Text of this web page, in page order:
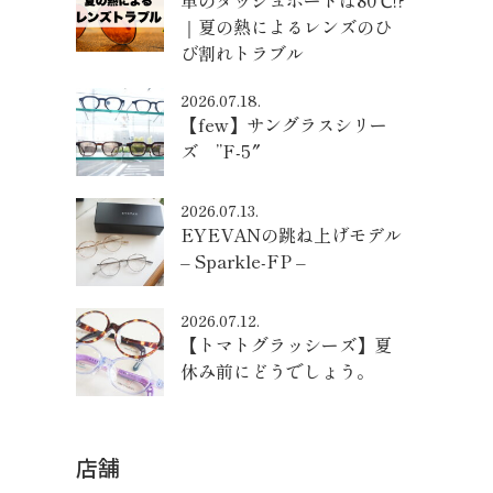
｜夏の熱によるレンズのひ
び割れトラブル
2026.07.18.
【few】サングラスシリー
ズ ”F-5″
2026.07.13.
EYEVANの跳ね上げモデル
– Sparkle-FP –
2026.07.12.
【トマトグラッシーズ】夏
休み前にどうでしょう。
店舗